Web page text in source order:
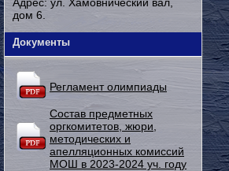
дом 6.
Документы
Регламент олимпиады
Состав предметных
оргкомитетов, жюри,
методических и
апелляционных комиссий
МОШ в 2023-2024 уч. году